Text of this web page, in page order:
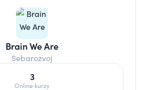
Brain We Are
Sebarozvoj
3
Online kurzy